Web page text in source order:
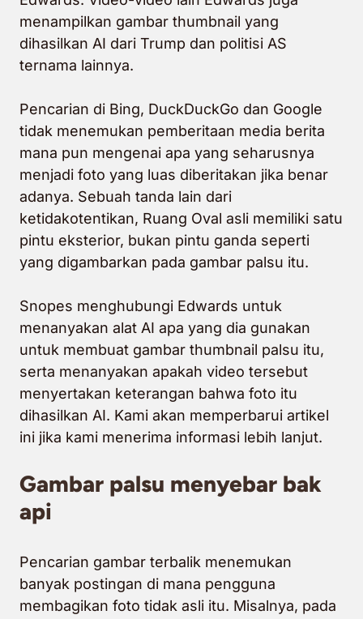
menampilkan gambar thumbnail yang
dihasilkan AI dari Trump dan politisi AS
ternama lainnya.
Pencarian di Bing, DuckDuckGo dan Google
tidak menemukan pemberitaan media berita
mana pun mengenai apa yang seharusnya
menjadi foto yang luas diberitakan jika benar
adanya. Sebuah tanda lain dari
ketidakotentikan, Ruang Oval asli memiliki satu
pintu eksterior, bukan pintu ganda seperti
yang digambarkan pada gambar palsu itu.
Snopes menghubungi Edwards untuk
menanyakan alat AI apa yang dia gunakan
untuk membuat gambar thumbnail palsu itu,
serta menanyakan apakah video tersebut
menyertakan keterangan bahwa foto itu
dihasilkan AI. Kami akan memperbarui artikel
ini jika kami menerima informasi lebih lanjut.
Gambar palsu menyebar bak
api
Pencarian gambar terbalik menemukan
banyak postingan di mana pengguna
membagikan foto tidak asli itu. Misalnya, pada